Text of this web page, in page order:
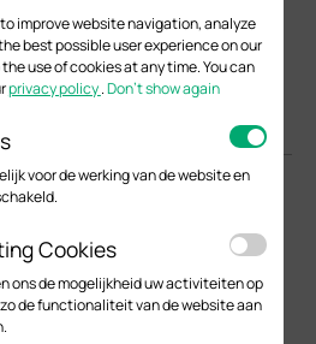
20250731
improve website navigation, analyze
best possible user experience on our
use of cookies at any time. You can
privacy policy.Don’t show again
voor de werking van de website en
Cookies
ons de mogelijkheid uw activiteiten op
de functionaliteit van de website aan